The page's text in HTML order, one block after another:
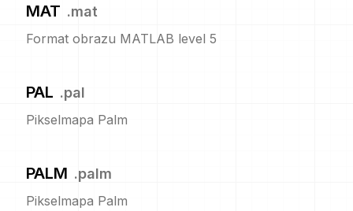
MAT .mat
Format obrazu MATLAB level 5
PAL .pal
Pikselmapa Palm
PALM .palm
Pikselmapa Palm